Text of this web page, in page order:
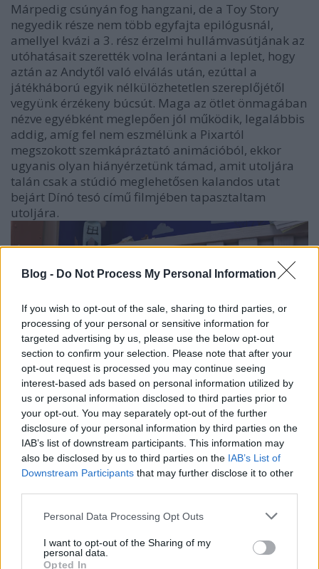
Blog - Do Not Process My Personal Information
If you wish to opt-out of the sale, sharing to third parties, or
processing of your personal or sensitive information for
targeted advertising by us, please use the below opt-out
section to confirm your selection. Please note that after your
opt-out request is processed you may continue seeing
interest-based ads based on personal information utilized by
us or personal information disclosed to third parties prior to
your opt-out. You may separately opt-out of the further
disclosure of your personal information by third parties on the
IAB’s list of downstream participants. This information may
also be disclosed by us to third parties on the IAB’s List of
Downstream Participants that may further disclose it to other
Please note that this website/app uses one or more Google
not limited to your visit or usage behaviour. You may click to
grant or deny consent to Google and its third-party tags to
Personal Data Processing Opt Outs
I want to opt-out of the Sharing of my
personal data.
Opted In
Márpedig csúnyán fog hangzani, de a Toy Story
negyedik része nem több egyfajta epilógusnál,
amellyel kvázi a 3. rész érzelmi hullámvasútjának az
utóhatásait szerették volna lerántani a leplet, hogy
aztán az Andytől való elválás után, ezúttal a
játékháború egyik nélkülözhetetlen szereplőjétől
vegyünk érzékeny búcsút. Maga az ötlet önmagában
nézve egyébként meglepően jól működik, legalábbis
addig, amíg fel nem eszmélünk a Pixartól
megszokott szemkápráztató animációból, ekkor
ugyanis olyan hiányérzetünk támad, amit utoljára
talán csak a stúdió meglehetősen kalandos utat
bejárt Dínó tesó című filmjében tapasztaltam
utoljára.
Lerántva a külcsínt ugyanis hamar nyilvánvalóvá
válik, hogy a történet közel sem áll olyan erős
lábakon ahogyan azt elképzeltük. Ennek a ténynek a
felfedezése pedig erősen rányomja a bélyegét a film
második felére, pedig a lámpás stúdió ezúttal sem
spórolt semmin. Legyen szó akár az elsőre igen
felszínesnek tűnő, mégis igen komplex főgonosz
indítékairól, az önmagát és a helyét kereső kanálvilla
Willy-ről, vagy a film kvázi főszereplőjévé előlépő
Woody-ról. Woody karakterívének a drámája a 3.
epizód fényében abszolút érthető és logikus lépés